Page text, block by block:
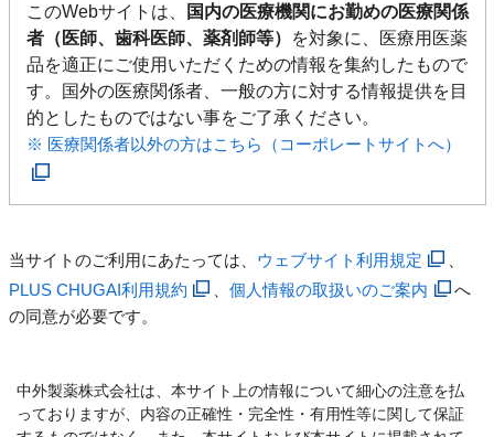
このWebサイトは、
国内の医療機関にお勤めの医療関係
者（医師、歯科医師、薬剤師等）
を対象に、医療用医薬
品を適正にご使用いただくための情報を集約したもので
す。国外の医療関係者、一般の方に対する情報提供を目
的としたものではない事をご了承ください。
※ 医療関係者以外の方はこちら（コーポレートサイトへ）
当サイトのご利用にあたっては、 ウェブサイト利用規定
PLUS CHUGAI利用規約
、個人情報の取扱いのご案内
へ
の同意が必要です。
中外製薬株式会社は、本サイト上の情報について細心の注意を払
っておりますが、内容の正確性・完全性・有用性等に関して保証